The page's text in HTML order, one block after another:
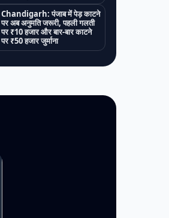
Chandigarh: पंजाब में पेड़ काटने
पर अब अनुमति जरूरी, पहली गलती
पर ₹10 हजार और बार-बार काटने
पर ₹50 हजार जुर्माना